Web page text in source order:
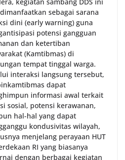
sebagai sarana
dini (early warning) guna
potensi gangguan
dan ketertiban
(Kamtibmas) di
tempat tinggal warga.
interaksi langsung tersebut,
dapat
informasi awal terkait
sosial, potensi kerawanan,
hal-hal yang dapat
kondusivitas wilayah,
menjelang perayaan HUT
RI yang biasanya
dengan berbagai kegiatan